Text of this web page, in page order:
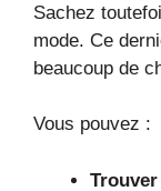
Sachez
mode. Ce
beaucoup de
Vous pouvez :